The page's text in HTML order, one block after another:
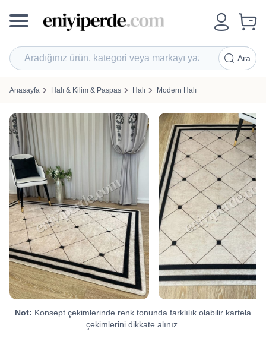
Ara
Anasayfa Halı & Kilim & Paspas Halı Modern Halı
Not: Konsept çekimlerinde renk tonunda farklılık olabilir kartela
çekimlerini dikkate alınız.